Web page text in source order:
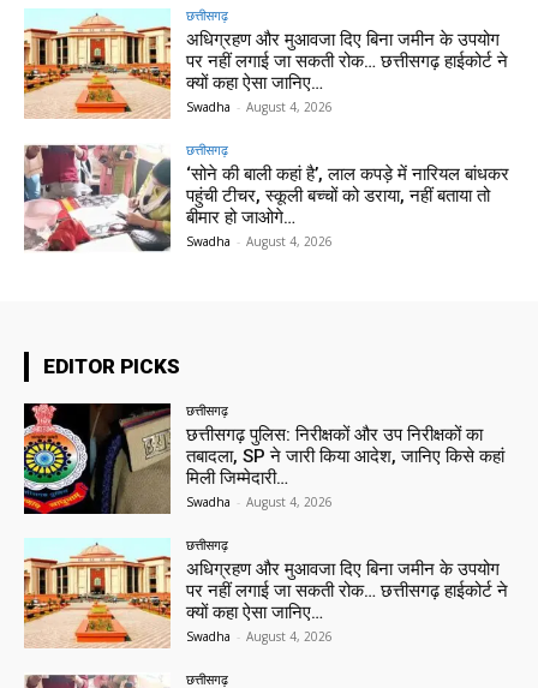
छत्तीसगढ़
अधिग्रहण और मुआवजा दिए बिना जमीन के उपयोग
पर नहीं लगाई जा सकती रोक… छत्तीसगढ़ हाईकोर्ट ने
क्यों कहा ऐसा जानिए…
Swadha - August 4, 2026
छत्तीसगढ़
‘सोने की बाली कहां है’, लाल कपड़े में नारियल बांधकर
पहुंची टीचर, स्कूली बच्चों को डराया, नहीं बताया तो
बीमार हो जाओगे…
Swadha - August 4, 2026
EDITOR PICKS
छत्तीसगढ़
छत्तीसगढ़ पुलिस: निरीक्षकों और उप निरीक्षकों का
तबादला, SP ने जारी किया आदेश, जानिए किसे कहां
मिली जिम्मेदारी…
Swadha - August 4, 2026
छत्तीसगढ़
अधिग्रहण और मुआवजा दिए बिना जमीन के उपयोग
पर नहीं लगाई जा सकती रोक… छत्तीसगढ़ हाईकोर्ट ने
क्यों कहा ऐसा जानिए…
Swadha - August 4, 2026
छत्तीसगढ़